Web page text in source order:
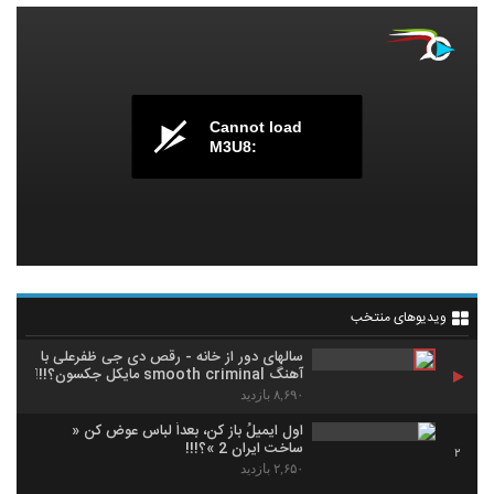
Cannot load
M3U8:
ویدیوهای منتخب
سالهای دور از خانه - رقص دی جی ظفرعلی با
آهنگ smooth criminal مایکل جکسون؟!!!
۸,۶۹۰ بازدید
2
اول ایمیلُ باز کن، بعداً لباس عوض کن «
ساخت ایران 2 »؟!!!
۲,۶۵۰ بازدید